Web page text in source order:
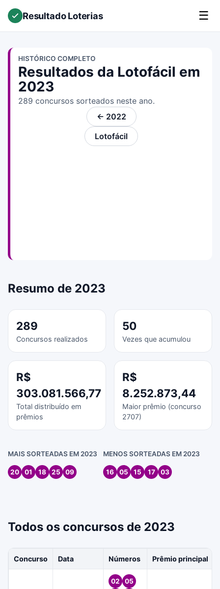
Resultado Loterias ☰
HISTÓRICO COMPLETO
Resultados da Lotofácil em
2023
289 concursos sorteados neste ano.
← 2022
Lotofácil
Resumo de 2023
289
Concursos realizados
50
Vezes que acumulou
R$
303.081.566,77
Total distribuído em
prêmios
R$
8.252.873,44
Maior prêmio (concurso
2707)
MAIS SORTEADAS EM 2023
20 01 18 25 09
MENOS SORTEADAS EM 2023
16 05 15 17 03
Todos os concursos de 2023
Concurso Data Números Prêmio principal
02
05